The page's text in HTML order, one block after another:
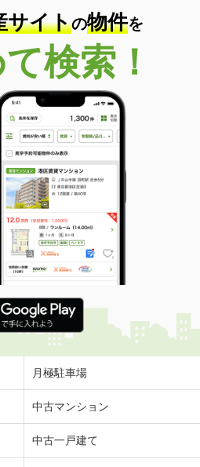
サイトの物件を
検索！
月極駐車場
中古マンション
中古一戸建て